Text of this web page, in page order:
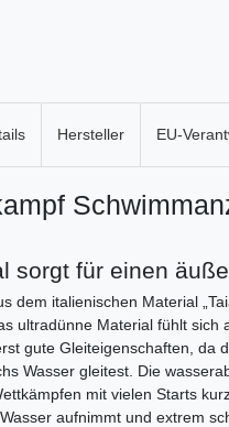
Hersteller EU-
sorgt für einen
dem italienischen Material
ultradünne Material fühlt sich
gute Gleiteigenschaften, da
Wasser gleitest. Die
mit vielen Starts
aufnimmt und extrem